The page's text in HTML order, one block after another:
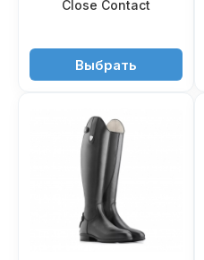
Close Contact
35'950 ₽Выбрать